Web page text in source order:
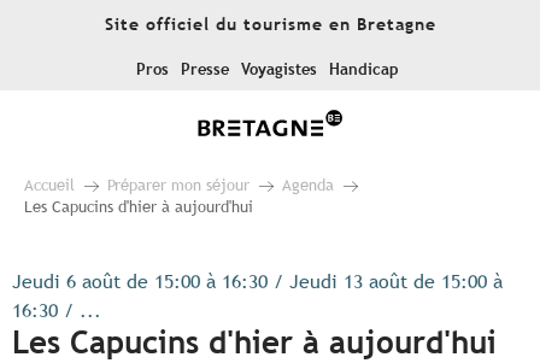
Site officiel du tourisme en Bretagne
Pros Presse Voyagistes Handicap
Accueil Préparer mon séjour
Agenda
Les Capucins d'hier à aujourd'hui
Jeudi 6 août de 15:00 à 16:30 / Jeudi 13 août de 15:00 à
16:30 / ...
Les Capucins d'hier à aujourd'hui